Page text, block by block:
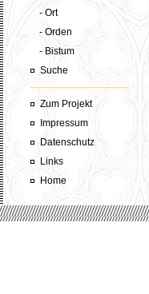
- Ort
- Orden
- Bistum
Suche
Zum Projekt
Impressum
Datenschutz
Links
Home